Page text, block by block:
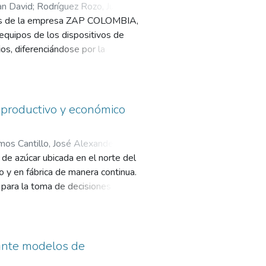
David; Rodríguez Rozo, Juan
la empresa ZAP COLOMBIA,
de los dispositivos de
diferenciándose por la
de salud. Se realizó un
que permitió
analizados a 5 años la
para lograr la
oportuno, efectivo y confiable
en la prestación de los
físicos pueden generar
y económico
Cantillo, José Alexander
azúcar ubicada en el norte del
en fábrica de manera continua.
la toma de decisiones en la
situación financiera del
clave, como el costo
de Machine Learning
a priorizar la inversión en
modelos de